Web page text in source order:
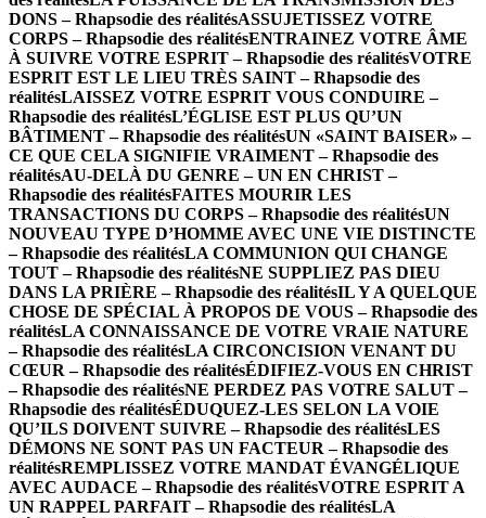
DONS – Rhapsodie des réalitésASSUJETISSEZ VOTRE
CORPS – Rhapsodie des réalitésENTRAINEZ VOTRE ÂME
À SUIVRE VOTRE ESPRIT – Rhapsodie des réalitésVOTRE
ESPRIT EST LE LIEU TRÈS SAINT – Rhapsodie des
réalitésLAISSEZ VOTRE ESPRIT VOUS CONDUIRE –
Rhapsodie des réalitésL’ÉGLISE EST PLUS QU’UN
BÂTIMENT – Rhapsodie des réalitésUN «SAINT BAISER» –
CE QUE CELA SIGNIFIE VRAIMENT – Rhapsodie des
réalitésAU-DELÀ DU GENRE – UN EN CHRIST –
Rhapsodie des réalitésFAITES MOURIR LES
TRANSACTIONS DU CORPS – Rhapsodie des réalitésUN
NOUVEAU TYPE D’HOMME AVEC UNE VIE DISTINCTE
– Rhapsodie des réalitésLA COMMUNION QUI CHANGE
TOUT – Rhapsodie des réalitésNE SUPPLIEZ PAS DIEU
DANS LA PRIÈRE – Rhapsodie des réalitésIL Y A QUELQUE
CHOSE DE SPÉCIAL À PROPOS DE VOUS – Rhapsodie des
réalitésLA CONNAISSANCE DE VOTRE VRAIE NATURE
– Rhapsodie des réalitésLA CIRCONCISION VENANT DU
CŒUR – Rhapsodie des réalitésÉDIFIEZ-VOUS EN CHRIST
– Rhapsodie des réalitésNE PERDEZ PAS VOTRE SALUT –
Rhapsodie des réalitésÉDUQUEZ-LES SELON LA VOIE
QU’ILS DOIVENT SUIVRE – Rhapsodie des réalitésLES
DÉMONS NE SONT PAS UN FACTEUR – Rhapsodie des
réalitésREMPLISSEZ VOTRE MANDAT ÉVANGÉLIQUE
AVEC AUDACE – Rhapsodie des réalitésVOTRE ESPRIT A
UN RAPPEL PARFAIT – Rhapsodie des réalitésLA